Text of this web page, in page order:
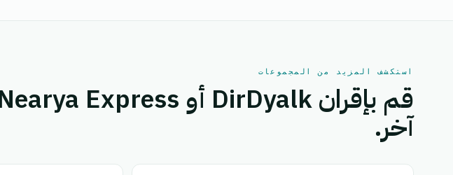
استكشف المزيد من المجموعات
آخر.